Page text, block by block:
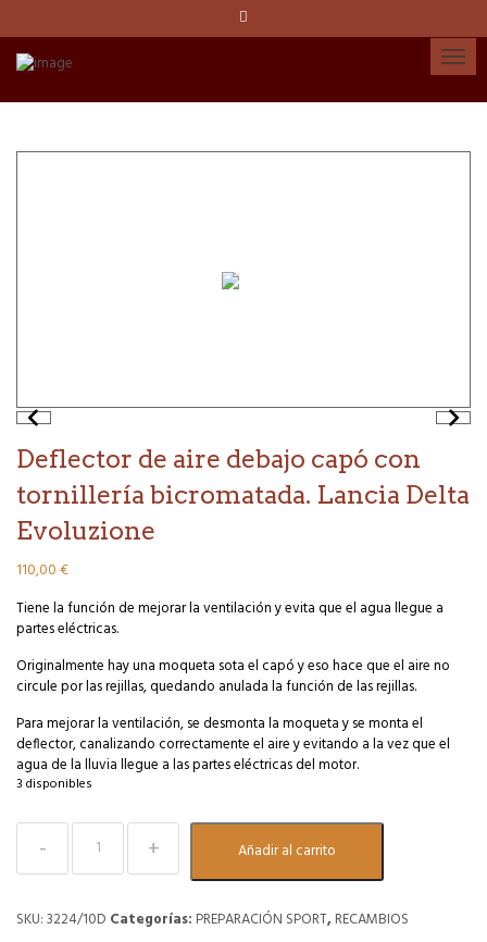
Deflector de aire debajo capó con
tornillería bicromatada. Lancia Delta
Evoluzione
110,00€
Tiene la función de mejorar la ventilación y evita que el agua llegue a
partes eléctricas.
Originalmente hay una moqueta sota el capó y eso hace que el aire no
circule por las rejillas, quedando anulada la función de las rejillas.
Para mejorar la ventilación, se desmonta la moqueta y se monta el
deflector, canalizando correctamente el aire y evitando a la vez que el
agua de la lluvia llegue a las partes eléctricas del motor.
3 disponibles
Deflector
aire
capó
Añadir al carrito
SKU:3224/10D Categorías: PREPARACIÓN SPORT, RECAMBIOS